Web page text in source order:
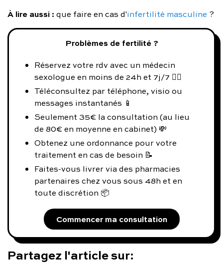
À lire aussi : que faire en cas d'infertilité masculine ?
Problèmes de fertilité ?
Réservez votre rdv avec un médecin
sexologue en moins de 24h et 7j/7 👨‍⚕️
Téléconsultez par téléphone, visio ou
messages instantanés 📱
Seulement 35€ la consultation (au lieu
de 80€ en moyenne en cabinet) 💸
Obtenez une ordonnance pour votre
traitement en cas de besoin 📝
Faites-vous livrer via des pharmacies
partenaires chez vous sous 48h et en
toute discrétion 📦
Commencer ma consultation
Partagez l'article sur: